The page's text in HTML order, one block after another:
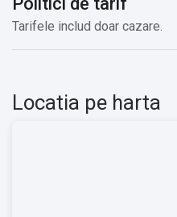
Tarifele includ doar cazare.
Locatia pe harta